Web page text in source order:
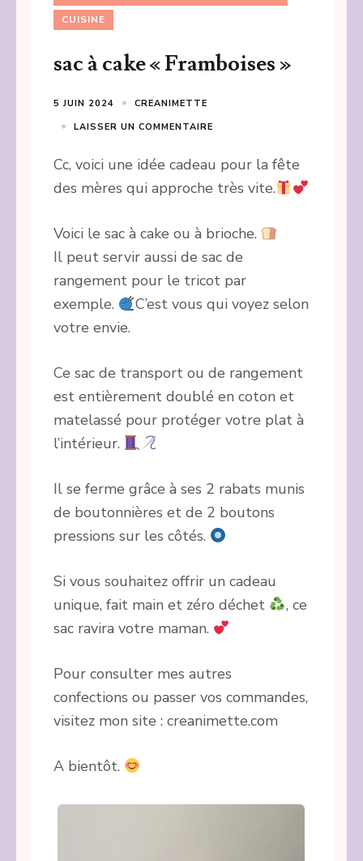
CUISINE
sac à cake « Framboises »
5 JUIN 2024
CREANIMETTE
LAISSER UN COMMENTAIRE
Cc, voici une idée cadeau pour la fête
des mères qui approche très vite.
Voici le sac à cake ou à brioche.
Il peut servir aussi de sac de
rangement pour le tricot par
exemple.
C’est vous qui voyez selon
votre envie.
Ce sac de transport ou de rangement
est entièrement doublé en coton et
matelassé pour protéger votre plat à
l’intérieur.
Il se ferme grâce à ses 2 rabats munis
de boutonnières et de 2 boutons
pressions sur les côtés.
Si vous souhaitez offrir un cadeau
unique, fait main et zéro déchet
, ce
sac ravira votre maman.
Pour consulter mes autres
confections ou passer vos commandes,
visitez mon site : creanimette.com
A bientôt.